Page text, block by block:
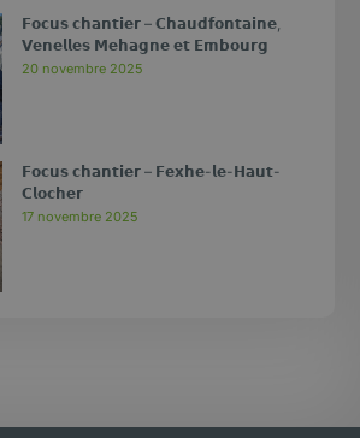
𝗙𝗼𝗰𝘂𝘀 𝗰𝗵𝗮𝗻𝘁𝗶𝗲𝗿 – 𝗖𝗵𝗮𝘂𝗱𝗳𝗼𝗻𝘁𝗮𝗶𝗻𝗲,
𝗩𝗲𝗻𝗲𝗹𝗹𝗲𝘀 𝗠𝗲𝗵𝗮𝗴𝗻𝗲 𝗲𝘁 𝗘𝗺𝗯𝗼𝘂𝗿𝗴
20 novembre 2025
𝗙𝗼𝗰𝘂𝘀 𝗰𝗵𝗮𝗻𝘁𝗶𝗲𝗿 – 𝗙𝗲𝘅𝗵𝗲-𝗹𝗲-𝗛𝗮𝘂𝘁-
𝗖𝗹𝗼𝗰𝗵𝗲𝗿
17 novembre 2025